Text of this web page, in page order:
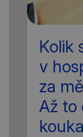
Kolik
v
za
Až to